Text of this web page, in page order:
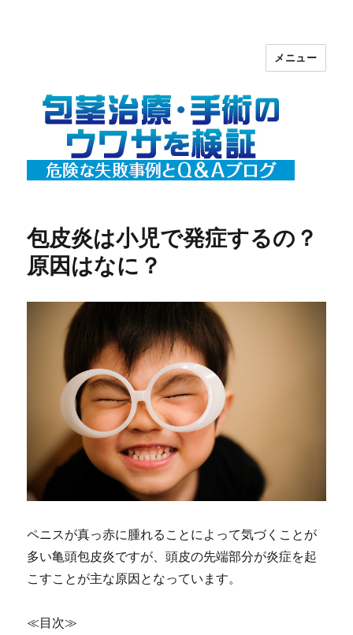
包茎治療・手術のウワサを検証【危険
な失敗事例とＱ＆Ａ】ブログ
メニュー
包皮炎は小児で発症するの？
原因はなに？
ペニスが真っ赤に腫れることによって気づくことが
多い亀頭包皮炎ですが、頭皮の先端部分が炎症を起
こすことが主な原因となっています。
≪目次≫